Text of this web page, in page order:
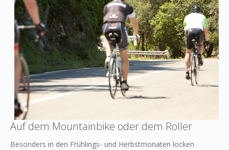
Auf dem Mountainbike oder dem Roller
Besonders in den Frühlings- und Herbstmonaten locken